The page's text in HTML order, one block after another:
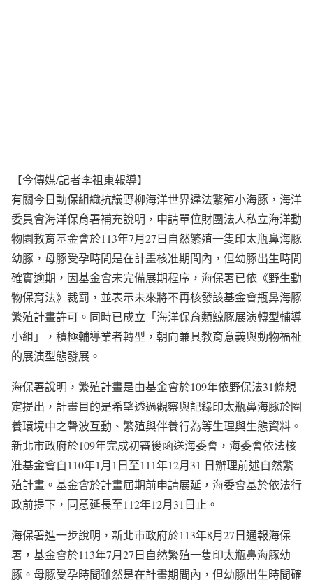
【今傳媒/記者李祖東報導】
有關今日動保組織抗議野柳海洋世界違法繁殖小海豚，海洋
委員會海洋保育署補充說明，申請單位財團法人私立海洋動
物園教育基金會於113年7月27日自然繁殖一隻印太瓶鼻海豚
幼豚，母豚受孕時間是在計畫核准期間內，但幼豚出生時間
確實逾期，因基金會未完備展期程序，海保署已依《野生動
物保育法》裁罰，並表示未來將不再核發該基金會瓶鼻海豚
繁殖計畫許可。同時已成立「海洋保育類鯨豚展演轉型輔導
小組」，積極輔導業者轉型，朝向兼具教育意義與動物福祉
的展演型態發展。
海保署說明，繁殖計畫是由基金會於109年依野保法31條規
定提出，計畫目的是希望透過觀察與記錄印太瓶鼻海豚於圈
養環境中之聲波互動、繁殖與伴養行為等生理與生態資料。
新北市政府於109年完成初審後函送海委會，海委會依法核
准基金會自110年1月1日至111年12月31 日辦理前述自然繁
殖計畫。基金會於計畫屆期前申請展延，海委會基於依法行
政前提下，同意延長至112年12月31日止。
海保署進一步說明，新北市政府於113年8月27日通報海保
署，基金會於113年7月27日自然繁殖一隻印太瓶鼻海豚幼
豚。母豚受孕時間雖然是在計畫期間內，但幼豚出生時間確